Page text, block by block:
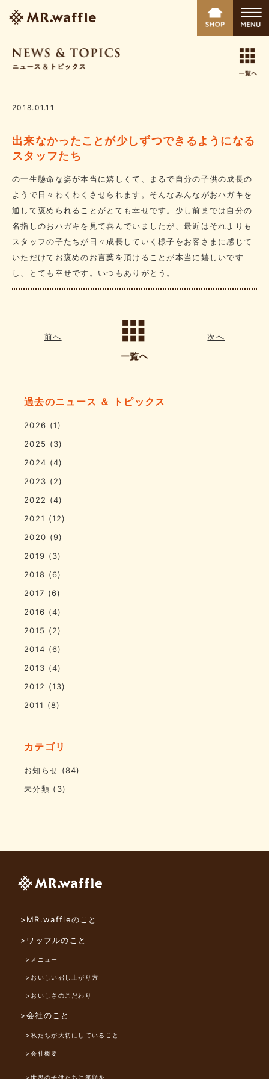
2018.01.11
出来なかったことが少しずつできるようになる
スタッフたち
の一生懸命な姿が本当に嬉しくて、まるで自分の子供の成長の
ようで日々わくわくさせられます。そんなみんながおハガキを
通して褒められることがとても幸せです。少し前までは自分の
名指しのおハガキを見て喜んでいましたが、最近はそれよりも
スタッフの子たちが日々成長していく様子をお客さまに感じて
いただけてお褒めのお言葉を頂けることが本当に嬉しいです
し、とても幸せです。いつもありがとう。
前へ 次へ
過去のニュース ＆ トピックス
2026 (1)
2025 (3)
2024 (4)
2023 (2)
2022 (4)
2021 (12)
2020 (9)
2019 (3)
2018 (6)
2017 (6)
2016 (4)
2015 (2)
2014 (6)
2013 (4)
2012 (13)
2011 (8)
カテゴリ
お知らせ (84)
未分類 (3)
>MR.waffleのこと
>ワッフルのこと
>メニュー
>おいしい召し上がり方
>おいしさのこだわり
>会社のこと
>私たちが大切にしていること
>会社概要
>世界の子供たちに笑顔を